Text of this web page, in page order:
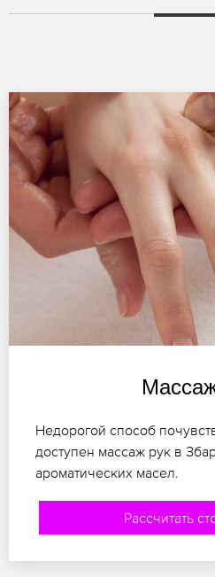
Недорогой способ
доступен массаж рук в
ароматических масел.
Рассчитать